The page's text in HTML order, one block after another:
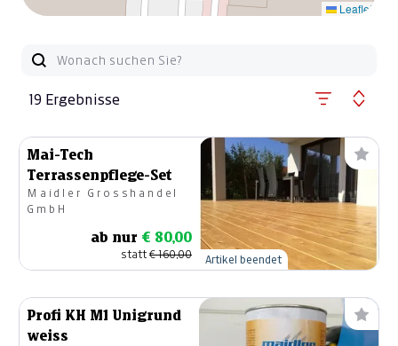
Leaflet
19 Ergebnisse
Mai-Tech
Terrassenpflege-Set
Maidler Grosshandel
GmbH
ab nur € 80,00
statt€ 160,00 Artikel beendet
Profi KH M1 Unigrund
weiss